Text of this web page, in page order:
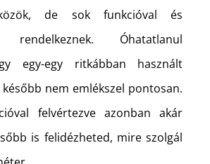
de sok funkcióval és
rendelkeznek. Óhatatlanul
egy-egy ritkábban használt
nem emlékszel pontosan.
felvértezve azonban akár
is felidézheted, mire szolgál